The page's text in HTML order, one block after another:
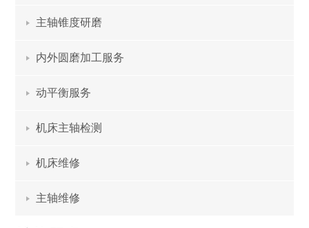
主轴锥度研磨
内外圆磨加工服务
动平衡服务
机床主轴检测
机床维修
主轴维修